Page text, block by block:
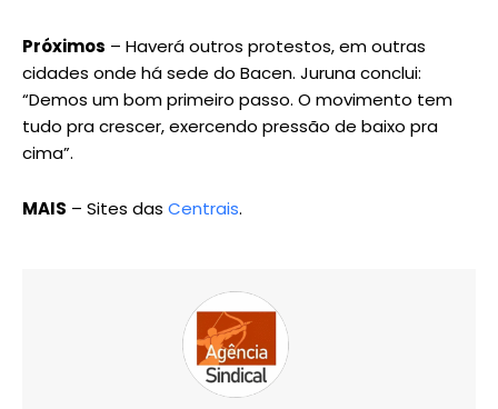
Próximos – Haverá outros protestos, em outras
cidades onde há sede do Bacen. Juruna conclui:
“Demos um bom primeiro passo. O movimento tem
tudo pra crescer, exercendo pressão de baixo pra
cima”.
MAIS – Sites das Centrais.